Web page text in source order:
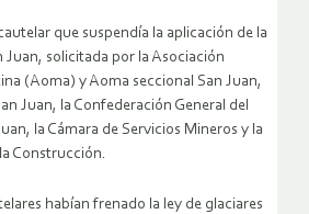
que suspendía la aplicación de la
Juan, solicitada por la Asociación
(Aoma) y Aoma seccional San Juan,
Juan, la Confederación General del
la Cámara de Servicios Mineros y la
Construcción.
habían frenado la ley de glaciares